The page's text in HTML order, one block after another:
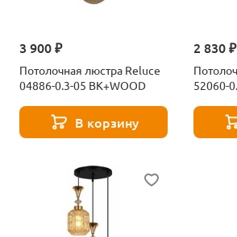
3 900 ₽
Потолочная люстра Reluce
04886-0.3-05 BK+WOOD
В корзину
2 830 ₽
52060-